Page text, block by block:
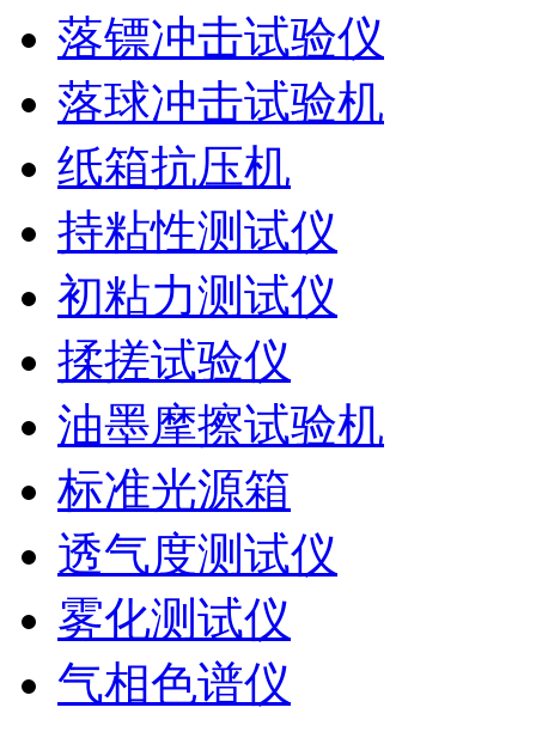
落镖冲击试验仪
落球冲击试验机
纸箱抗压机
持粘性测试仪
初粘力测试仪
揉搓试验仪
油墨摩擦试验机
标准光源箱
透气度测试仪
雾化测试仪
气相色谱仪